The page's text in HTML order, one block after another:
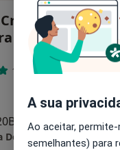
De Faria
1 opinião
Lisboa •Mapa
A sua
Ao aceitar,
semelhantes) para